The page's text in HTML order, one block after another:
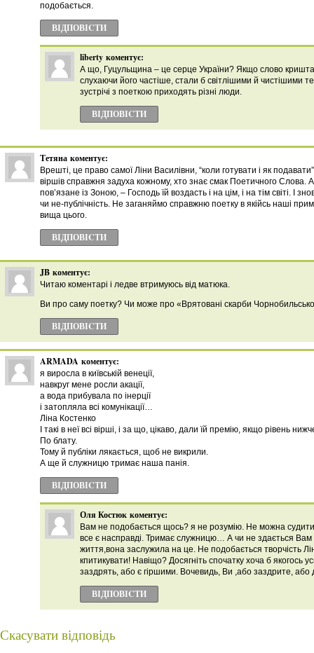
подобається.
ВІДПОВІCТИ
liberty коментує:
А що, Гуцульщина – це серце України? Якщо слово
слухаючи його частіше, стали б світлішими й чистішими
зустрічі з поеткою приходять різні люди.
ВІДПОВІCТИ
Тетяна коментує:
Врешті, це право самої Ліни Василівни, “коли готувати і як
віршів справжня задуха кожному, хто знає смак Поетичного Слова.
пов’язане із Зоною, – Господь їй воздасть і на цім, і на тім світі. І
чи не-публічність. Не заганяймо справжню поетку в якійсь наші
вища цього.
ВІДПОВІCТИ
JB коментує:
Читаю коментарі і ледве втримуюсь від матюка.
Ви про саму поетку? Чи може про «Врятовані скарби
ВІДПОВІCТИ
ARMADA коментує:
я виросла в київській венеції,
навкруг мене росли акації,
а вода прибувала по інерції
і затопляла всі комунікації…
Ліна Костенко
І такі в неї всі вірші, і за що, цікаво, дали їй премію, якщо рівень
По блату.
Тому й публіки лякається, щоб не викрили.
А ще й служницю тримає наша панія.
ВІДПОВІCТИ
Оля Костюк коментує:
Вам не подобається щось? я не розумію. Не можна
все є насправді. Тримає служницю… А чи не здається Вам
життя,вона заслужила на це. Не подобається творчість
кпитикувати! Навіщо? Досягніть спочатку хоча б якогось
заздрять, або є гіршими. Вочевидь, Ви ,або заздрите, або
ВІДПОВІCТИ
Скасувати відповідь